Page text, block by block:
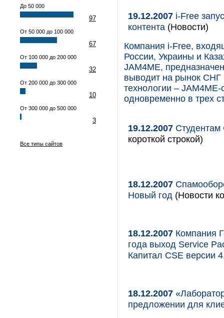
До 50 000
97
От 50 000 до 100 000
67
От 100 000 до 200 000
32
От 200 000 до 300 000
10
От 300 000 до 500 000
3
Все типы сайтов
19.12.2007 i-Free
контента (Новости)
Компания i-Free,
России, Украины и
JAM4ME,
выводит на рынок СНГ
технологии – JAM4ME-
одновременно в трех
19.12.2007
короткой строкой)
18.12.2007
Новый год (Новости
18.12.2007 Компания
года выход Service
Капитал CSE версии
18.12.2007
предложении для